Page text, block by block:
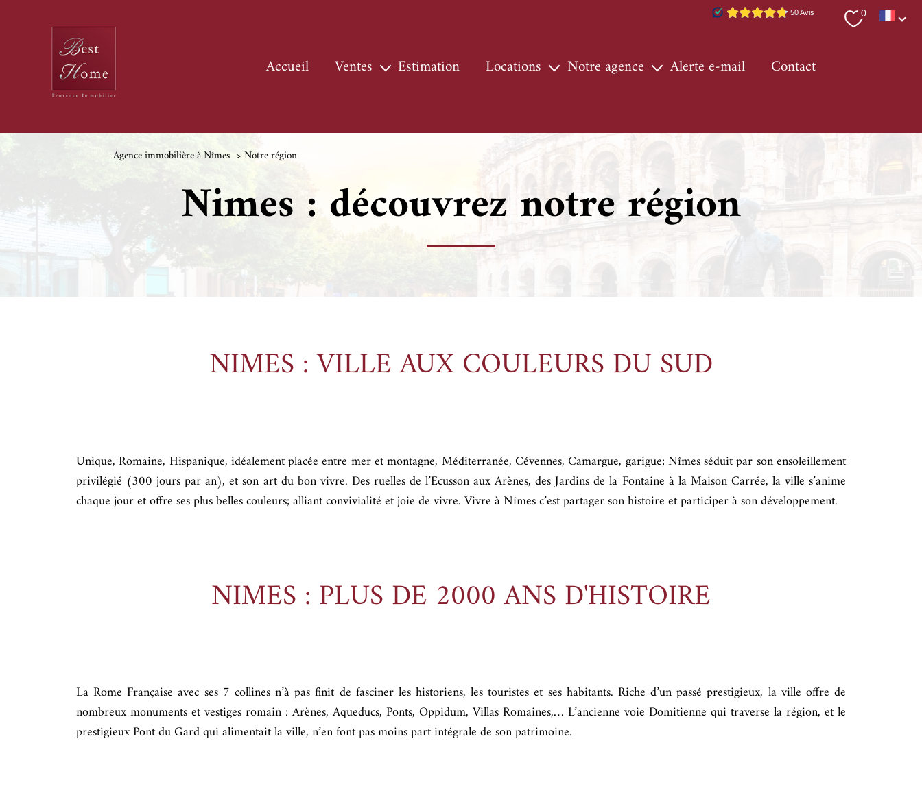
0 Langue
FR
accueil ventes
appartements
locaux
autres
estimation locations
locations professionnelles
notre agence
notre région
alerte e-mail contact
Agence immobilière à Nîmes Notre région
Nimes : découvrez notre région
NIMES : VILLE AUX COULEURS DU SUD
Unique, Romaine, Hispanique, idéalement placée entre mer et montagne, Méditerranée, Cévennes, Camargue, garigue; Nîmes séduit par son ensoleillement
privilégié (300 jours par an), et son art du bon vivre. Des ruelles de l’Ecusson aux Arènes, des Jardins de la Fontaine à la Maison Carrée, la ville s’anime
chaque jour et offre ses plus belles couleurs; alliant convivialité et joie de vivre. Vivre à Nîmes c’est partager son histoire et participer à son développement.
NIMES : PLUS DE 2000 ANS D'HISTOIRE
La Rome Française avec ses 7 collines n’à pas finit de fasciner les historiens, les touristes et ses habitants. Riche d’un passé prestigieux, la ville offre de
nombreux monuments et vestiges romain : Arènes, Aqueducs, Ponts, Oppidum, Villas Romaines,… L’ancienne voie Domitienne qui traverse la région, et le
prestigieux Pont du Gard qui alimentait la ville, n’en font pas moins part intégrale de son patrimoine.